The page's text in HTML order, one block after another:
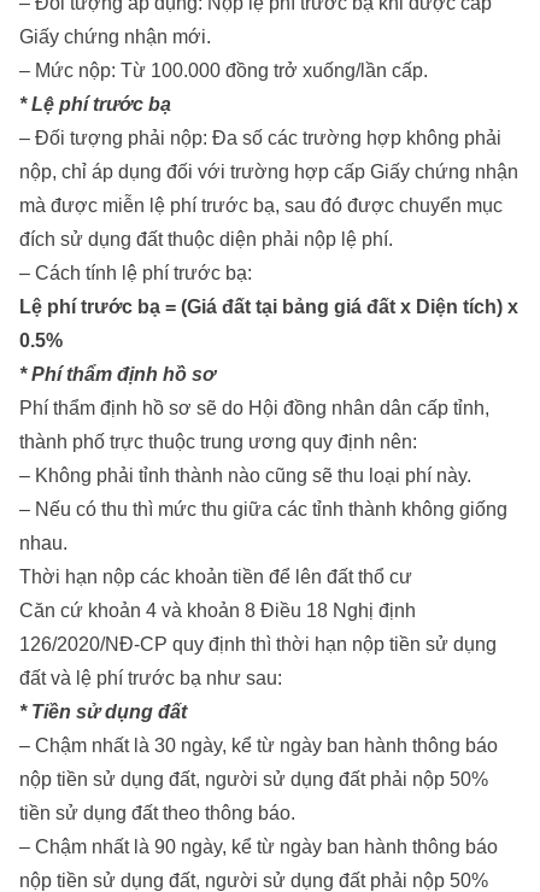
Giấy chứng nhận mới.
– Mức nộp: Từ 100.000 đồng trở xuống/lần cấp.
* Lệ phí trước bạ
– Đối tượng phải nộp: Đa số các trường hợp không phải
nộp, chỉ áp dụng đối với trường hợp cấp Giấy chứng nhận
mà được miễn lệ phí trước bạ, sau đó được chuyển mục
đích sử dụng đất thuộc diện phải nộp lệ phí.
– Cách tính lệ phí trước bạ:
Lệ phí trước bạ = (Giá đất tại bảng giá đất x Diện tích) x
0.5%
* Phí thẩm định hồ sơ
Phí thẩm định hồ sơ sẽ do Hội đồng nhân dân cấp tỉnh,
thành phố trực thuộc trung ương quy định nên:
– Không phải tỉnh thành nào cũng sẽ thu loại phí này.
– Nếu có thu thì mức thu giữa các tỉnh thành không giống
nhau.
Thời hạn nộp các khoản tiền để lên đất thổ cư
Căn cứ khoản 4 và khoản 8 Điều 18 Nghị định
126/2020/NĐ-CP quy định thì thời hạn nộp tiền sử dụng
đất và lệ phí trước bạ như sau:
* Tiền sử dụng đất
– Chậm nhất là 30 ngày, kể từ ngày ban hành thông báo
nộp tiền sử dụng đất, người sử dụng đất phải nộp 50%
tiền sử dụng đất theo thông báo.
– Chậm nhất là 90 ngày, kể từ ngày ban hành thông báo
nộp tiền sử dụng đất, người sử dụng đất phải nộp 50%